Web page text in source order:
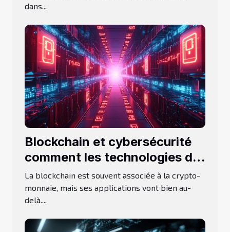
dans...
Blockchain et cybersécurité
comment les technologies de
registres distribués
renforcent-elles la protection
des données
La blockchain est souvent associée à la crypto-
monnaie, mais ses applications vont bien au-
delà....